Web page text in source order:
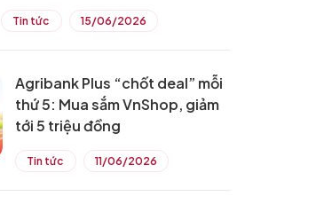
Tin tức 15/06/2026
Agribank Plus “chốt deal” mỗi
thứ 5: Mua sắm VnShop, giảm
tới 5 triệu đồng
Tin tức 11/06/2026